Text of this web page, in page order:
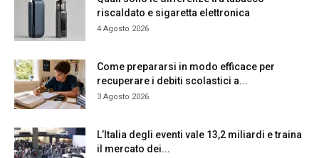
riscaldato e sigaretta elettronica
4 Agosto 2026
Come prepararsi in modo efficace per
recuperare i debiti scolastici a...
3 Agosto 2026
L’Italia degli eventi vale 13,2 miliardi e traina
il mercato dei...